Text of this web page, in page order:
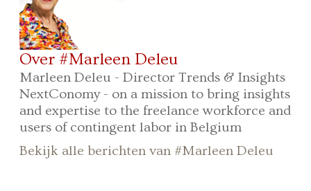
Over #Marleen Deleu
Marleen Deleu - Director Trends & Insights
NextConomy - on a mission to bring insights
and expertise to the freelance workforce and
users of contingent labor in Belgium
Bekijk alle berichten van #Marleen Deleu